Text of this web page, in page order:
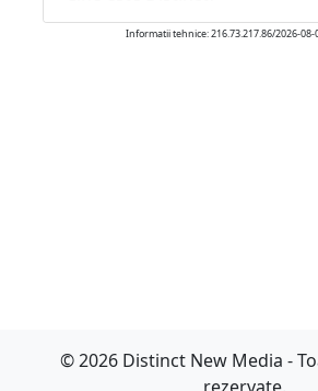
Informatii tehnice: 216.73.217.86/2026-08-
© 2026 Distinct New Media -